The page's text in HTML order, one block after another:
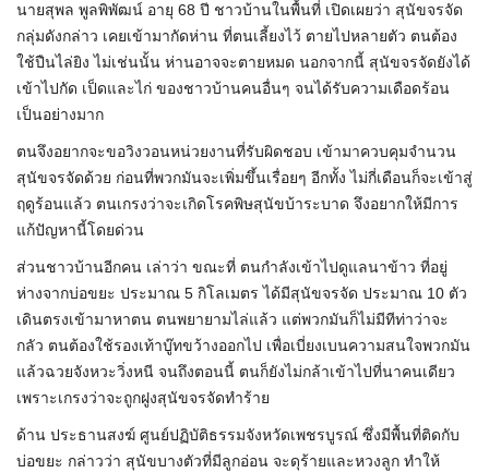
นายสุพล พูลพิพัฒน์ อายุ 68 ปี ชาวบ้านในพื้นที่ เปิดเผยว่า สุนัขจรจัด
กลุ่มดังกล่าว เคยเข้ามากัดห่าน ที่ตนเลี้ยงไว้ ตายไปหลายตัว ตนต้อง
ใช้ปืนไล่ยิง ไม่เช่นนั้น ห่านอาจจะตายหมด นอกจากนี้ สุนัขจรจัดยังได้
เข้าไปกัด เป็ดและไก่ ของชาวบ้านคนอื่นๆ จนได้รับความเดือดร้อน
เป็นอย่างมาก
ตนจึงอยากจะขอวิงวอนหน่วยงานที่รับผิดชอบ เข้ามาควบคุมจำนวน
สุนัขจรจัดด้วย ก่อนที่พวกมันจะเพิ่มขึ้นเรื่อยๆ อีกทั้ง ไม่กี่เดือนก็จะเข้าสู่
ฤดูร้อนแล้ว ตนเกรงว่าจะเกิดโรคพิษสุนัขบ้าระบาด จึงอยากให้มีการ
แก้ปัญหานี้โดยด่วน
ส่วนชาวบ้านอีกคน เล่าว่า ขณะที่ ตนกำลังเข้าไปดูแลนาข้าว ที่อยู่
ห่างจากบ่อขยะ ประมาณ 5 กิโลเมตร ได้มีสุนัขจรจัด ประมาณ 10 ตัว
เดินตรงเข้ามาหาตน ตนพยายามไล่แล้ว แต่พวกมันก็ไม่มีทีท่าว่าจะ
กลัว ตนต้องใช้รองเท้าบู๊ทขว้างออกไป เพื่อเบี่ยงเบนความสนใจพวกมัน
แล้วฉวยจังหวะวิ่งหนี จนถึงตอนนี้ ตนก็ยังไม่กล้าเข้าไปที่นาคนเดียว
เพราะเกรงว่าจะถูกฝูงสุนัขจรจัดทำร้าย
ด้าน ประธานสงฆ์ ศูนย์ปฏิบัติธรรมจังหวัดเพชรบูรณ์ ซึ่งมีพื้นที่ติดกับ
บ่อขยะ กล่าวว่า สุนัขบางตัวที่มีลูกอ่อน จะดุร้ายและหวงลูก ทำให้